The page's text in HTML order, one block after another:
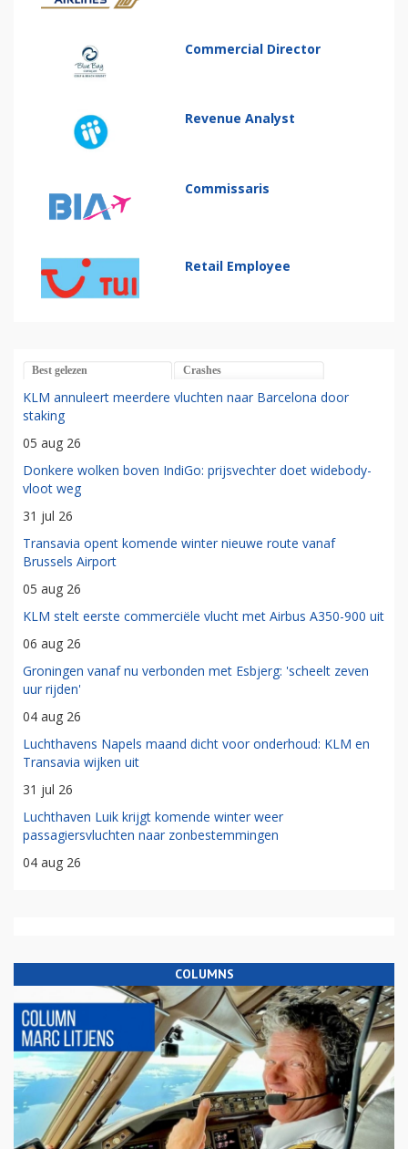
Commercial Director
Revenue Analyst
Commissaris
Retail Employee
Best gelezen Crashes
KLM annuleert meerdere vluchten naar Barcelona door
staking
05 aug 26
Donkere wolken boven IndiGo: prijsvechter doet widebody-
vloot weg
31 jul 26
Transavia opent komende winter nieuwe route vanaf
Brussels Airport
05 aug 26
KLM stelt eerste commerciële vlucht met Airbus A350-900 uit
06 aug 26
Groningen vanaf nu verbonden met Esbjerg: 'scheelt zeven
uur rijden'
04 aug 26
Luchthavens Napels maand dicht voor onderhoud: KLM en
Transavia wijken uit
31 jul 26
Luchthaven Luik krijgt komende winter weer
passagiersvluchten naar zonbestemmingen
04 aug 26
COLUMNS